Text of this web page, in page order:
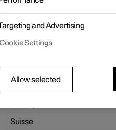
Belgique
Suisse
and Advertising
Cookie Settings
Allow selected